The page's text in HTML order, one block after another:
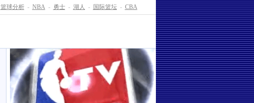
篮球分析 - NBA - 勇士 - 湖人 - 国际篮坛 - CBA